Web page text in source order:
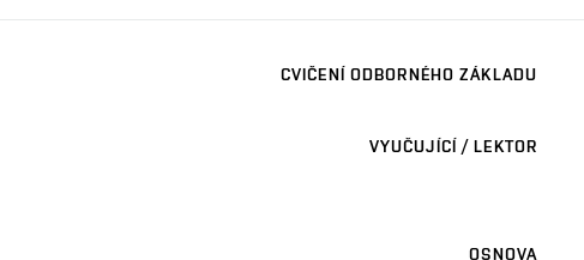
CVIČENÍ ODBORNÉHO ZÁKLADU
VYUČUJÍCÍ / LEKTOR
OSNOVA